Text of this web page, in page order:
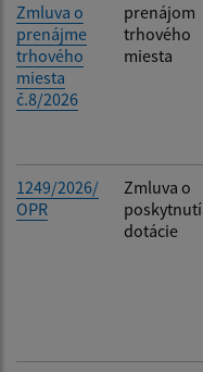
Zmluva o
prenájme
trhového
miesta
č.8/2026
prenájom
trhového
miesta
1249/2026/
OPR
Zmluva o
poskytnutí
dotácie